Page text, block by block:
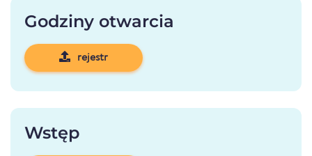
Godziny otwarcia
rejestr
Wstęp